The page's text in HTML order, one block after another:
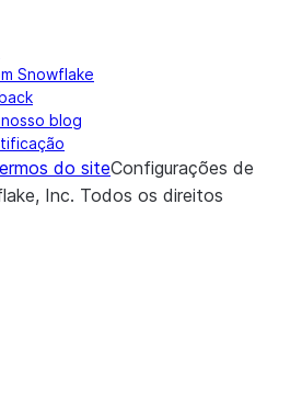
Snowflake
blog
do siteConfigurações de
Inc. Todos os direitos